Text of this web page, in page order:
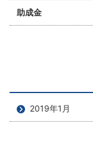
助成金
2019年1月